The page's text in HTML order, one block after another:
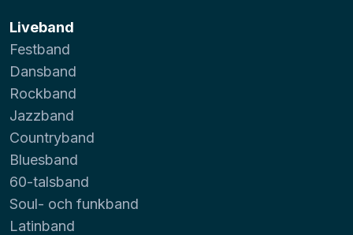
Liveband
Festband
Dansband
Rockband
Jazzband
Countryband
Bluesband
60-talsband
Soul- och funkband
Latinband